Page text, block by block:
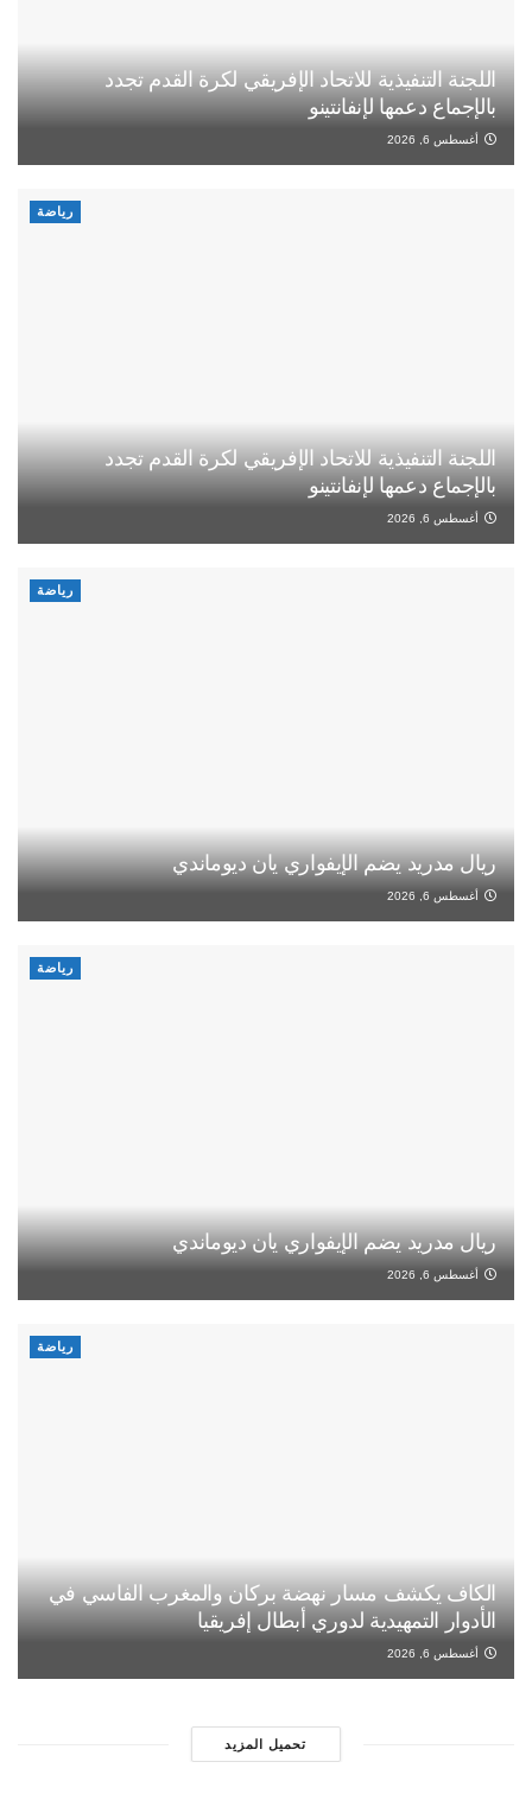
اللجنة التنفيذية للاتحاد الإفريقي لكرة القدم تجدد
بالإجماع دعمها لإنفانتينو
أغسطس 6, 2026
رياضة
اللجنة التنفيذية للاتحاد الإفريقي لكرة القدم تجدد
بالإجماع دعمها لإنفانتينو
أغسطس 6, 2026
رياضة
ريال مدريد يضم الإيفواري يان ديوماندي
أغسطس 6, 2026
رياضة
ريال مدريد يضم الإيفواري يان ديوماندي
أغسطس 6, 2026
رياضة
الكاف يكشف مسار نهضة بركان والمغرب الفاسي في
الأدوار التمهيدية لدوري أبطال إفريقيا
أغسطس 6, 2026
تحميل المزيد